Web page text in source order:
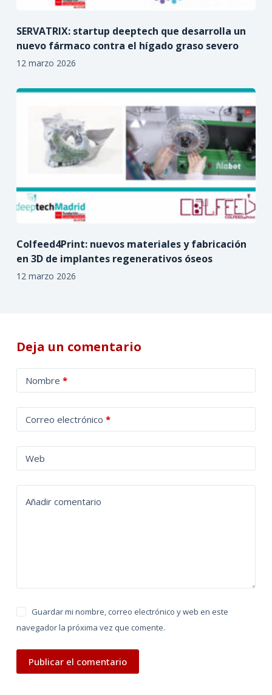
SERVATRIX: startup deeptech que desarrolla un
nuevo fármaco contra el hígado graso severo
12 marzo 2026
Colfeed4Print: nuevos materiales y fabricación
en 3D de implantes regenerativos óseos
12 marzo 2026
Deja un comentario
Nombre *
Correo electrónico *
Web
Añadir comentario
Guardar mi nombre, correo electrónico y web en este
navegador la próxima vez que comente.
Publicar el comentario
l
t
a
t